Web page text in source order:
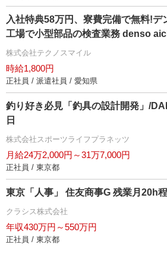
入社特典58万円、寮費完備で無料!デ
工場で小型部品の検査業務 denso
株式会社テクノスマイル
時給1,800円
正社員 / 派遣社員 / 愛知県
釣り好き必見「釣具の設計開発」/
日
株式会社スポーツライフプラネッツ
月給24万2,000円～31万7,000円
正社員 / 東京都
東京「人事」 住友商事G 残業月20h
クラシス株式会社
年収430万円～550万円
正社員 / 東京都